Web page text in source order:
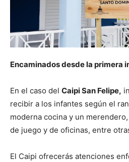
Encaminados desde la primera
En el caso del Caipi San Felipe,
recibir a los infantes según el
moderna cocina y un
de juego y de oficinas, entre
El Caipi ofrecerás atenciones